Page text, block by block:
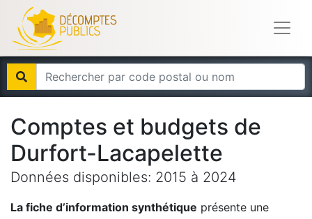
Comptes et budgets de
Durfort-Lacapelette
Données disponibles: 2015 à 2024
La fiche d’information synthétique présente une